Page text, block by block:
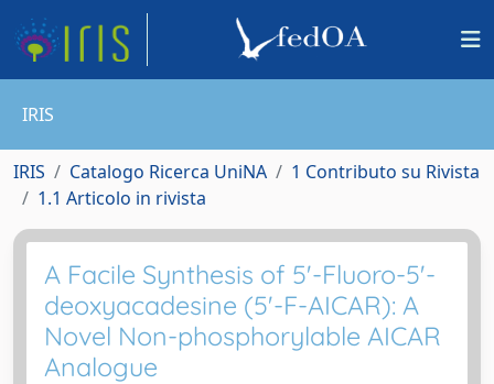
IRIS
IRIS Catalogo Ricerca UniNA
1 Contributo su Rivista
1.1 Articolo in rivista
A Facile Synthesis of 5'-Fluoro-5'-
deoxyacadesine (5'-F-AICAR): A
Novel Non-phosphorylable AICAR
Analogue